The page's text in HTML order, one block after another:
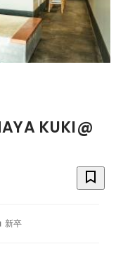
KUKI@
新卒